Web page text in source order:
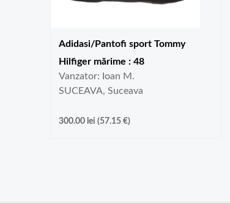
Adidasi/Pantofi sport Tommy
Hilfiger mărime : 48
Vanzator: Ioan M.
SUCEAVA, Suceava
300.00 lei (57.15 €)